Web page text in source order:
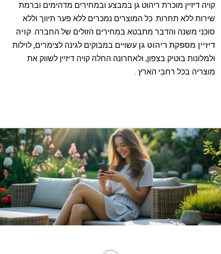
קויה דיזיין מוכרת ריהוט גן במבצע ובמחירים מדהימים וברמת
שירות ללא תחרות. כל המוצרים נמכרים ללא פער תיווך וללא
סוכני משנה והדבר מתבטא במחירים הזולים של החברה. קויה
דיזיין מספקת ריהוט גן עשויים במבוקים לגינה לצימרים, לוילות
ולמלונות בוטיק בצפון, ולאחרונה החלה קויה דיזיין לשווק את
מוצריה בכל רחבי הארץ .